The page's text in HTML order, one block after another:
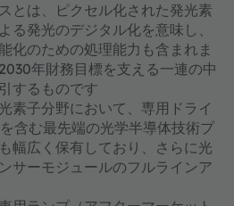
とは、
ピクセル化された発光素
る発光のデジタル化を意味し、
化のための処理能力も含まれま
年財務目標を支える一連の中
するものです
素子分野において、専用ドライ
含む最先端の光学半導体技術プ
幅広く 保有しており、さらに光
サーモジュールのフルラインア